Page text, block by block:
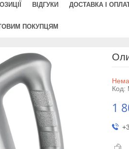
ВІДГУКИ ДОСТАВКА І
ПОКУПЦЯМ
Код:
1